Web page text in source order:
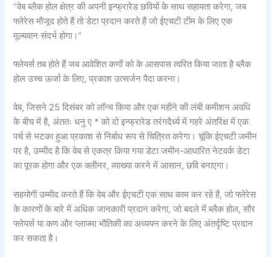
“वेब ब्लैक होल क्षेत्र की अपनी इन्फ्रारेड छवियों के साथ सहायता करेगा, जब
फ्लेरेस मौजूद होते हैं तो डेटा प्रदान करते हैं जो ईएचटी टीम के लिए एक
मूल्यवान संदर्भ होगा।”
फ्लेयर्स तब होते हैं जब आवेशित कणों को के आसपास त्वरित किया जाता है ब्लैक
होल उच्च ऊर्जा के लिए, प्रकाश उत्सर्जन पैदा करना।
वेब, जिसने 25 दिसंबर को लॉन्च किया और एक महीने की लंबी कमीशन अवधि
के बीच में है, अंततः धनु ए * को दो इन्फ्रारेड तरंगदैर्ध्य में गहरे अंतरिक्ष में एक
पर्च से भटका हुआ प्रकाश से निर्बाध रूप से चित्रित करेगा। चूंकि ईएचटी जमीन
पर है, उम्मीद है कि वेब से एकत्र किया गया डेटा जमीन-आधारित नेटवर्क डेटा
का पूरक होगा और एक क्लीनर, व्याख्या करने में आसान, छवि बनाएगा।
सहयोगी उम्मीद करते हैं कि वेब और ईएचटी एक साथ काम कर रहे हैं, जो फ्लेरेस
के कारणों के बारे में अधिक जानकारी प्रदान करेगा, जो बदले में ब्लैक होल, सौर
फ्लेयर्स या कण और प्लाज्मा भौतिकी का अध्ययन करने के लिए अंतर्दृष्टि प्रदान
कर सकता है।